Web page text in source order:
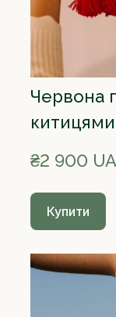
Червона
китицями
₴2 900
Купити